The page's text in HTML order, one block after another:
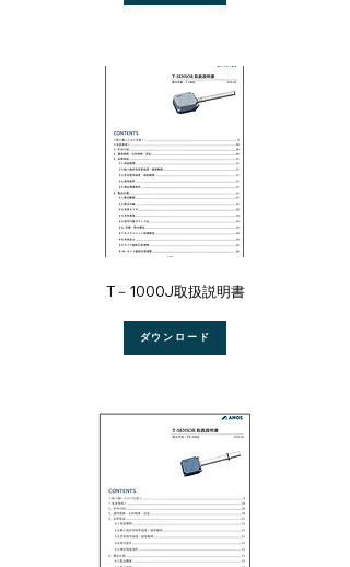
​T－1000J取扱説明書
ダウンロード